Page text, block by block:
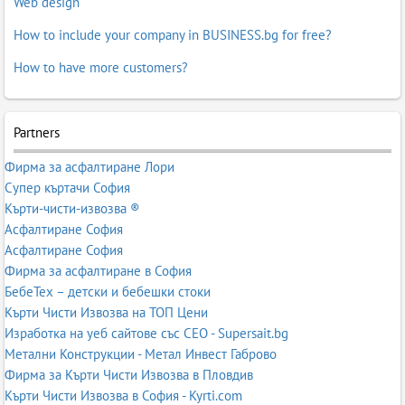
How to include your company in BUSINESS.bg for free?
How to have more customers?
Partners
Фирма за асфалтиране Лори
Супер къртачи София
Кърти-чисти-извозва ®
Асфалтиране София
Асфалтиране София
Фирма за асфалтиране в София
БебеТех – детски и бебешки стоки
Кърти Чисти Извозва на ТОП Цени
Изработка на уеб сайтове със СЕО - Supersait.bg
Метални Конструкции - Метал Инвест Габрово
Фирма за Кърти Чисти Извозва в Пловдив
Кърти Чисти Извозва в София - Kyrti.com